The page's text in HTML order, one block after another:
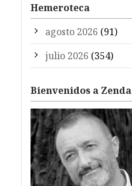
Hemeroteca
agosto 2026 (91)
julio 2026 (354)
Bienvenidos a Zenda